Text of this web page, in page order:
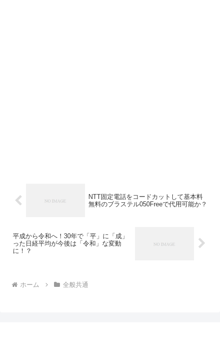
NTT固定電話をコードカットして基本料
無料のブラステル050Freeで代用可能か？
平成から令和へ！30年で「平」に「成」
った日経平均が今後は「令和」な変動
に！？
ホーム 全般共通